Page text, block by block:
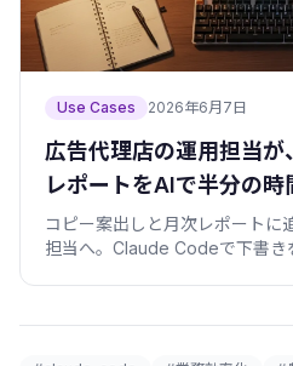
Use Cases 2026年6月7日
広告代理店の運用担当が
レポートをAIで半分の時
コピー案出しと月次レポートに
担当へ。Claude Codeで下書き